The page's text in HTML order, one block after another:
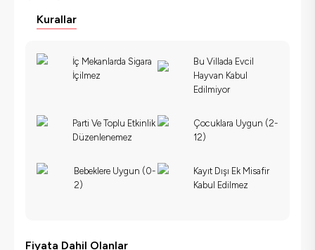
Kurallar
İç Mekanlarda Sigara
İçilmez
Bu Villada Evcil
Hayvan Kabul
Edilmiyor
Parti Ve Toplu Etkinlik
Düzenlenemez
Çocuklara Uygun (2-
12)
Bebeklere Uygun (0-
2)
Kayıt Dışı Ek Misafir
Kabul Edilmez
Fiyata Dahil Olanlar